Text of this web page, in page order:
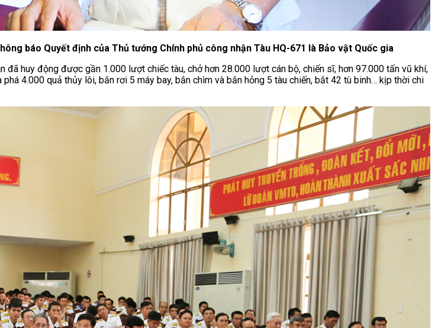
báo Quyết định của Thủ tướng Chính phủ công nhận Tàu HQ-671 là Bảo vật Quốc gia
huy động được gần 1.000 lượt chiếc tàu, chở hơn 28.000 lượt cán bộ, chiến sĩ, hơn 97.000 tấn vũ khí,
4.000 quả thủy lôi, bắn rơi 5 máy bay, bắn chìm và bắn hỏng 5 tàu chiến, bắt 42 tù binh… kịp thời chi